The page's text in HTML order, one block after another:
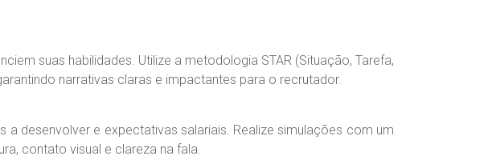
suas habilidades. Utilize a metodologia STAR (Situação, Tarefa,
narrativas claras e impactantes para o recrutador.
desenvolver e expectativas salariais. Realize simulações com um
contato visual e clareza na fala.